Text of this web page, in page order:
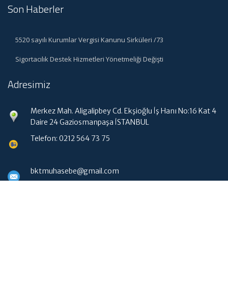
Son Haberler
5520 sayılı Kurumlar Vergisi Kanunu Sirküleri /73
Sigortacılık Destek Hizmetleri Yönetmeliği Değişti
Adresimiz
Merkez Mah. Aligalipbey Cd. Ekşioğlu İş Hanı No:16 Kat 4
Daire 24 Gaziosmanpaşa İSTANBUL
Telefon: 0212 564 73 75
bktmuhasebe@gmail.com